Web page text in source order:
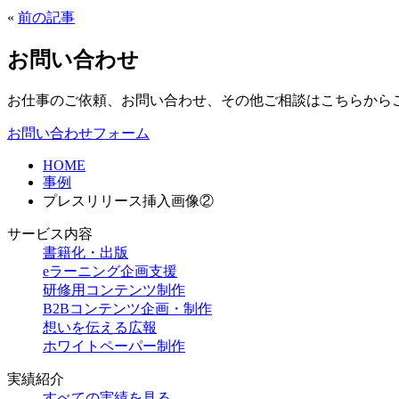
« 前の記事
お問い合わせ
お仕事のご依頼、お問い合わせ、その他ご相談はこちらから
お問い合わせフォーム
HOME
事例
プレスリリース挿入画像②
サービス内容
書籍化・出版
eラーニング企画支援
研修用コンテンツ制作
B2Bコンテンツ企画・制作
想いを伝える広報
ホワイトペーパー制作
実績紹介